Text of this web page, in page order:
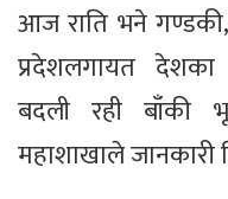
आज राति भने गण्डकी,
प्रदेशलगायत देशका
बदली रही बाँकी
महाशाखाले जानकारी